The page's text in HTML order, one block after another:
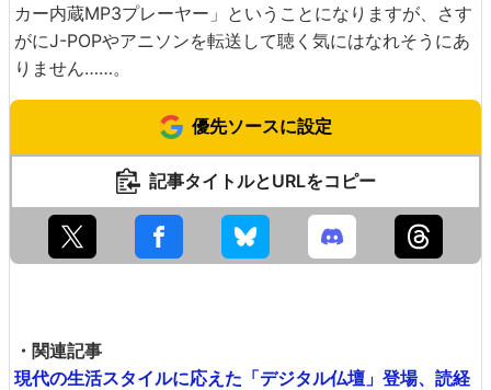
カー内蔵MP3プレーヤー」ということになりますが、さす
がにJ-POPやアニソンを転送して聴く気にはなれそうにあ
りません……。
優先ソースに設定
記事タイトルとURLをコピー
・関連記事
現代の生活スタイルに応えた「デジタル仏壇」登場、読経